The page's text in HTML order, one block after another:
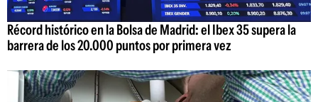
Récord histórico en la Bolsa de Madrid: el Ibex 35 supera la
barrera de los 20.000 puntos por primera vez